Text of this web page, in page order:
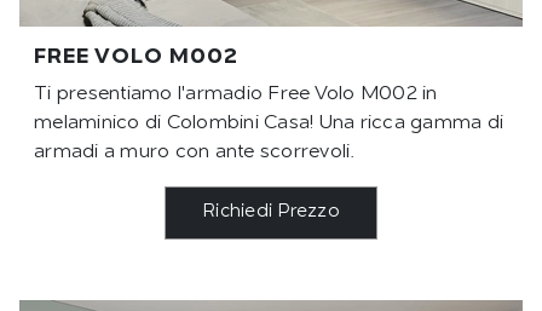
FREE VOLO M002
Ti presentiamo l'armadio Free Volo M002 in
melaminico di Colombini Casa! Una ricca gamma di
armadi a muro con ante scorrevoli.
Richiedi Prezzo